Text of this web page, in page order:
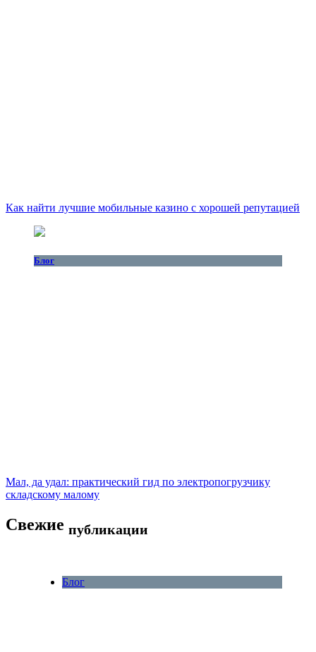
Как найти лучшие мобильные казино с хорошей репутацией
Блог
Мал, да удал: практический гид по электропогрузчику
складскому малому
Свежие публикации
Блог